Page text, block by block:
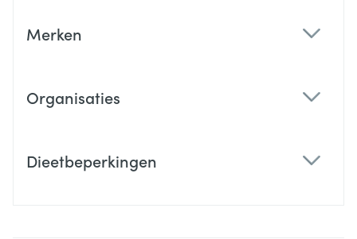
Merken
Organisaties
Dieetbeperkingen